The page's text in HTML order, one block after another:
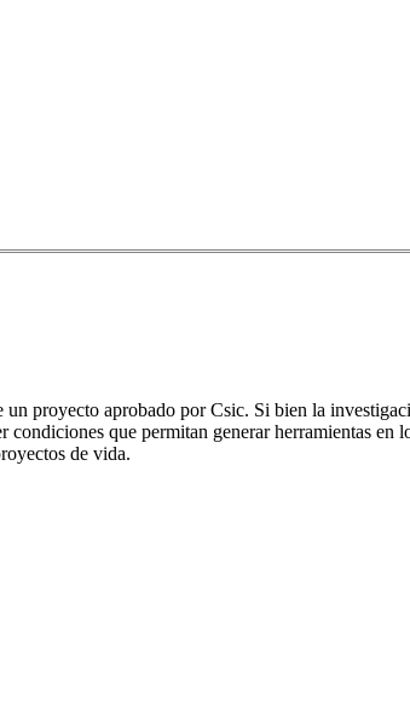
proyecto aprobado por Csic. Si bien la
que permitan generar herramientas en
de vida.